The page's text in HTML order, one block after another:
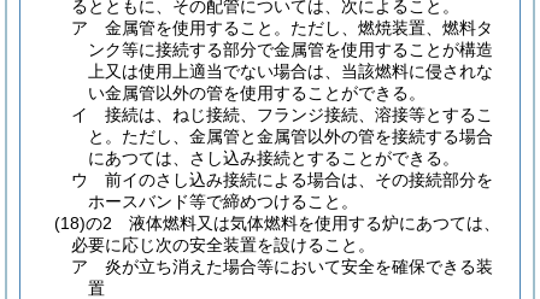
るとともに、その配管については、次によること。
ア
金属管を使用すること。 ただし、燃焼装置、燃料タ
ンク等に接続する部分で金属管を使用することが構造
上又は使用上適当でない場合は、当該燃料に侵されな
い金属管以外の管を使用することができる。
イ
接続は、ねじ接続、フランジ接続、溶接等とするこ
と。 ただし、金属管と金属管以外の管を接続する場合
にあつては、さし込み接続とすることができる。
ウ
前イのさし込み接続による場合は、その接続部分を
ホースバンド等で締めつけること。
(18)の2
液体燃料又は気体燃料を使用する炉にあつては、
必要に応じ次の安全装置を設けること。
ア
炎が立ち消えた場合等において安全を確保できる装
置